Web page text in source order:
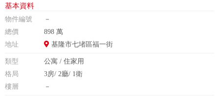
基本資料
物件編號
－
總價
898 萬
地址
基隆市七堵區福一街
類型
公寓 / 住家用
格局
3房/ 2廳/ 1衛
樓層
－